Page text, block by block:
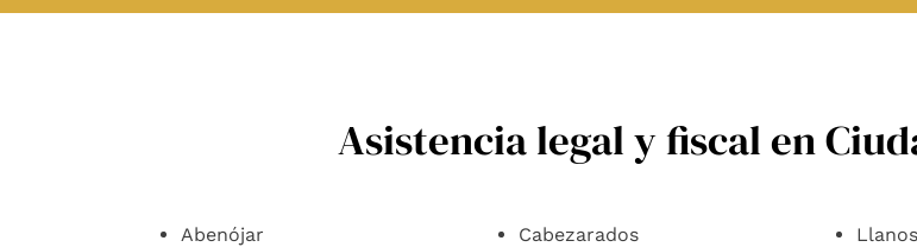
Asistencia legal y fiscal en
Abenójar
Cabezarados